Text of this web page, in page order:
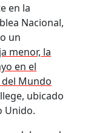
en la
Nacional,
un
menor, la
en el
Mundo
ubicado
Unido.